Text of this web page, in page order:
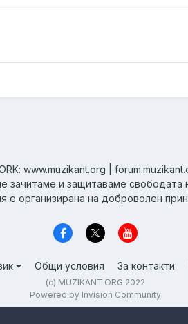
www.muzikant.org |
зачитаме и защитаваме
организирана на доброволен
Общи условия За контакти
(c) MUZIKANT.ORG 2022
Powered by Invision Community